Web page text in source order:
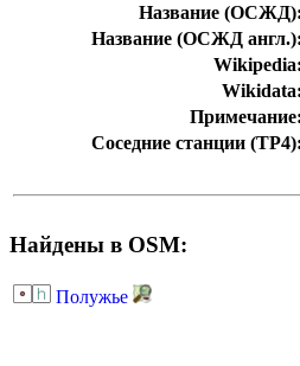
Название (ОСЖД):
Название (ОСЖД англ.):
Wikipedia:
Wikidata:
Примечание:
Соседние станции (ТР4):
Найдены в OSM:
Полужье